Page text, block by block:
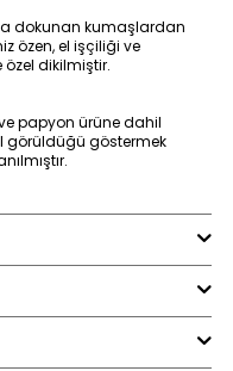
dokunan kumaşlardan
özen, el işçiliği ve
dikilmiştir.
papyon ürüne dahil
görüldüğü göstermek